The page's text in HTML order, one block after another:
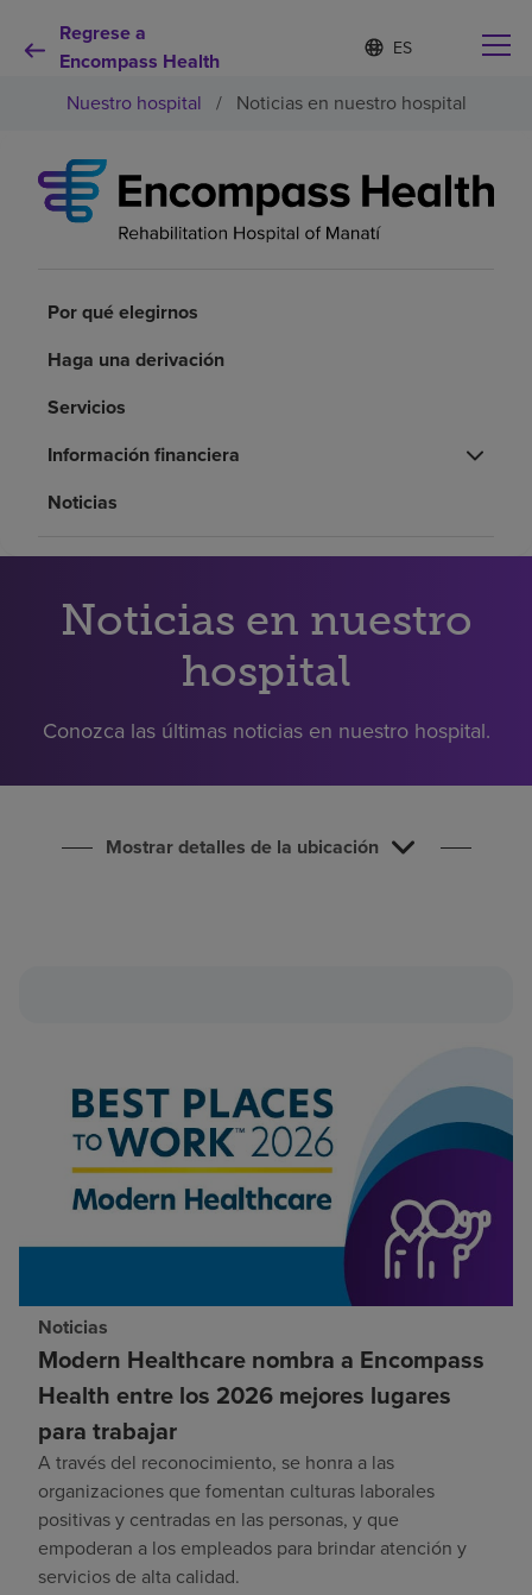
Regrese a
Encompass Health
Lista
de
idiomas
contraída
d
o
s
e
e
Por qué debe elegirnos
Recursos de salud
Inversores
Pagar mi factura
Nuestro hospital / Noticias en nuestro hospital
Por qué elegirnos
Haga una derivación
Servicios
Información financiera
Noticias
Noticias en nuestro
hospital
Conozca las últimas noticias en nuestro hospital.
Mostrar detalles de la ubicación
Noticias
Modern Healthcare nombra a Encompass
Health entre los 2026 mejores lugares
para trabajar
A través del reconocimiento, se honra a las
organizaciones que fomentan culturas laborales
positivas y centradas en las personas, y que
empoderan a los empleados para brindar atención y
servicios de alta calidad.